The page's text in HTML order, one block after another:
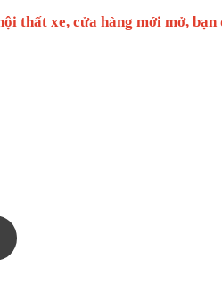
nội thất xe, cửa hàng mới mở,